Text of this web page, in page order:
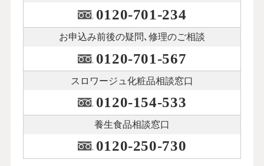
0120-701-234
お申込み前後の疑問､修理のご相談
0120-701-567
スロワージュ化粧品相談窓口
0120-154-533
養生食品相談窓口
0120-250-730